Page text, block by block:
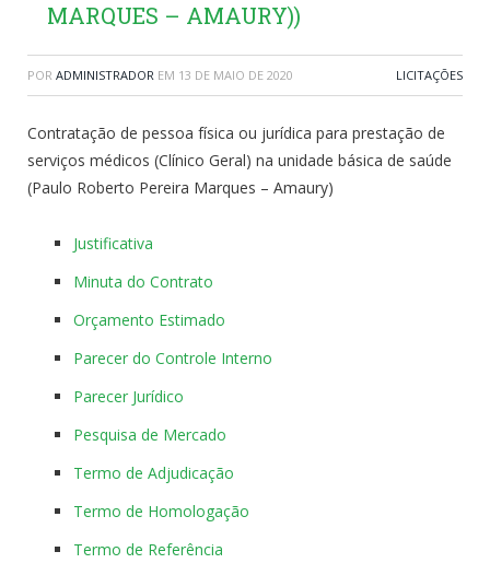
MARQUES – AMAURY))
POR ADMINISTRADOR EM 13 DE MAIO DE 2020 LICITAÇÕES
Contratação de pessoa física ou jurídica para prestação de
serviços médicos (Clínico Geral) na unidade básica de saúde
(Paulo Roberto Pereira Marques – Amaury)
Justificativa
Minuta do Contrato
Orçamento Estimado
Parecer do Controle Interno
Parecer Jurídico
Pesquisa de Mercado
Termo de Adjudicação
Termo de Homologação
Termo de Referência